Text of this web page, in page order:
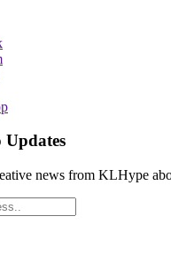
Updates
news from KLHype